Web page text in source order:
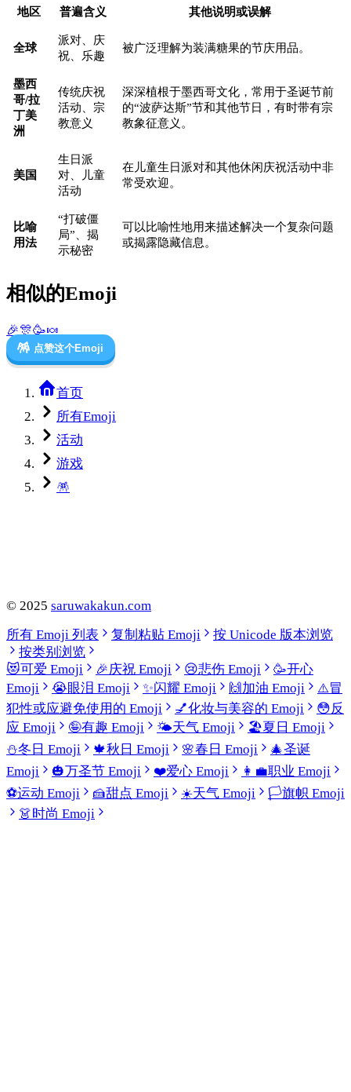
地区 普遍含义 其他说明或误解
全球
派对、庆
祝、乐趣
被广泛理解为装满糖果的节庆用品。
墨西
哥/拉
丁美
洲
传统庆祝
活动、宗
教意义
深深植根于墨西哥文化，常用于圣诞节前
的“波萨达斯”节和其他节日，有时带有宗
教象征意义。
美国
生日派
对、儿童
活动
在儿童生日派对和其他休闲庆祝活动中非
常受欢迎。
比喻
用法
“打破僵
局”、揭
示秘密
可以比喻性地用来描述解决一个复杂问题
或揭露隐藏信息。
相似的Emoji
🎉🎊🥳🍬
🪅 点赞这个Emoji
首页
所有Emoji
活动
游戏
🪅
© 2025 saruwakakun.com
所有 Emoji 列表
复制粘贴 Emoji
按 Unicode 版本浏览
按类别浏览
😻可爱 Emoji 🎉庆祝 Emoji 😢悲伤 Emoji 🥳开心
Emoji
😭眼泪 Emoji ✨闪耀 Emoji 🙌 加油 Emoji ⚠️冒
犯性或应避免使用的 Emoji
💅化妆与美容的 Emoji 😳反
应 Emoji
🤪有趣 Emoji 🌤️天气 Emoji 🏖️夏日 Emoji
⛄冬日 Emoji 🍁秋日 Emoji 🌸春日 Emoji 🎄圣诞
Emoji
🎃万圣节 Emoji ❤️爱心 Emoji 👩‍💼职业 Emoji
⚽运动 Emoji 🍰甜点 Emoji ☀️天气 Emoji 🏳️旗帜 Emoji
👗时尚 Emoji